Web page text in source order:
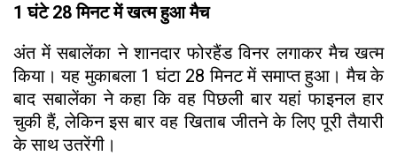
1 घंटे 28 मिनट में खत्म हुआ मैच
अंत में सबालेंका ने शानदार फोरहैंड विनर लगाकर मैच खत्म
किया। यह मुकाबला 1 घंटा 28 मिनट में समाप्त हुआ। मैच के
बाद सबालेंका ने कहा कि वह पिछली बार यहां फाइनल हार
चुकी हैं, लेकिन इस बार वह खिताब जीतने के लिए पूरी तैयारी
के साथ उतरेंगी।